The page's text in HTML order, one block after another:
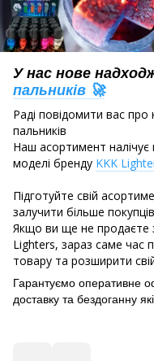
У нас нове
пальників 🚀
Раді повідомити вас
пальників
Наш асортимент налічує
моделі бренду KKK
Підготуйте свій
залучити більше
Якщо ви ще не продаєте
Lighters, зараз саме час
товару та розширити
Гарантуємо оперативне
доставку та бездоганну